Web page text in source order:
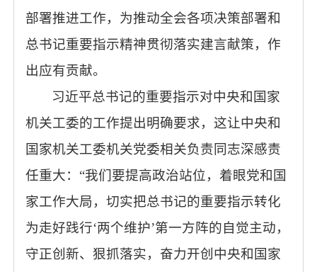
部署推进工作，为推动全会各项决策部署和
总书记重要指示精神贯彻落实建言献策，作
出应有贡献。
习近平总书记的重要指示对中央和国家
机关工委的工作提出明确要求，这让中央和
国家机关工委机关党委相关负责同志深感责
任重大：“我们要提高政治站位，着眼党和国
家工作大局，切实把总书记的重要指示转化
为走好践行‘两个维护’第一方阵的自觉主动，
守正创新、狠抓落实，奋力开创中央和国家